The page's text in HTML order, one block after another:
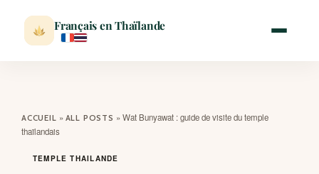
Français en Thaïlande
ACCUEIL » ALL POSTS » Wat Bunyawat : guide de visite du temple
thaïlandais
TEMPLE THAILANDE